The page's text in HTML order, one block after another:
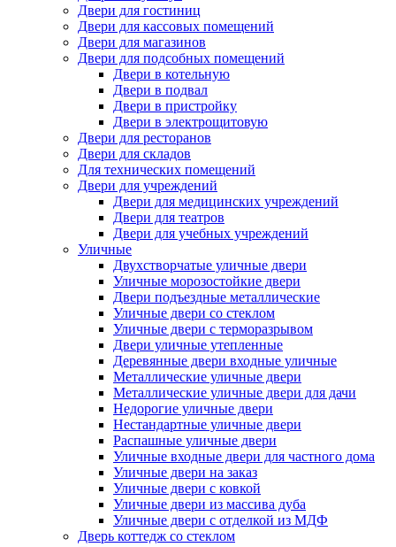
Двери для гостиниц
Двери для кассовых помещений
Двери для магазинов
Двери для подсобных помещений
Двери в котельную
Двери в подвал
Двери в пристройку
Двери в электрощитовую
Двери для ресторанов
Двери для складов
Для технических помещений
Двери для учреждений
Двери для медицинских учреждений
Двери для театров
Двери для учебных учреждений
Уличные
Двухстворчатые уличные двери
Уличные морозостойкие двери
Двери подъездные металлические
Уличные двери со стеклом
Уличные двери с терморазрывом
Двери уличные утепленные
Деревянные двери входные уличные
Металлические уличные двери
Металлические уличные двери для дачи
Недорогие уличные двери
Нестандартные уличные двери
Распашные уличные двери
Уличные входные двери для частного дома
Уличные двери на заказ
Уличные двери с ковкой
Уличные двери из массива дуба
Уличные двери с отделкой из МДФ
Дверь коттедж со стеклом